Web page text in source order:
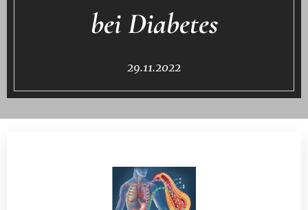
bei Diabetes
29.11.2022